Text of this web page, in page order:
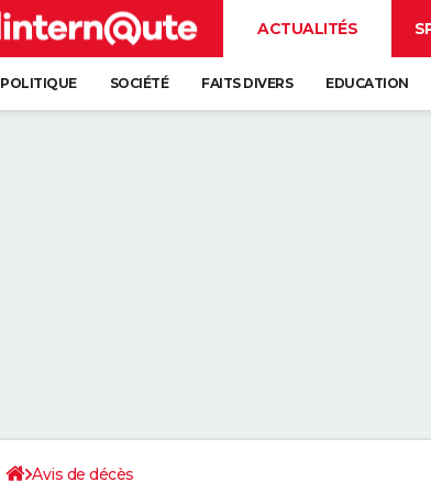
ACTUALITÉS
POLITIQUE SOCIÉTÉ FAITS DIVERS EDUCATION
Avis de décès